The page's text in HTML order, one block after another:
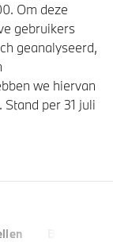
Om deze
gebruikers
geanalyseerd,
we hiervan
per 31 juli